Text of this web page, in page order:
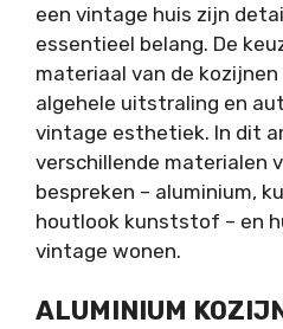
een vintage huis zijn
essentieel belang. De
materiaal van de
algehele uitstraling en
vintage esthetiek. In dit
verschillende materialen
bespreken – aluminium,
houtlook kunststof – en
vintage wonen.
ALUMINIUM